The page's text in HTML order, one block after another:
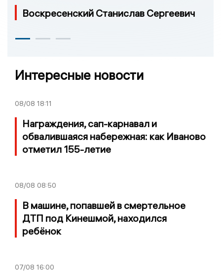
Воскресенский Станислав Сергеевич
Интересные новости
08/08 18:11
Награждения, сап-карнавал и
обвалившаяся набережная: как Иваново
отметил 155-летие
08/08 08:50
В машине, попавшей в смертельное
ДТП под Кинешмой, находился
ребёнок
07/08 16:00